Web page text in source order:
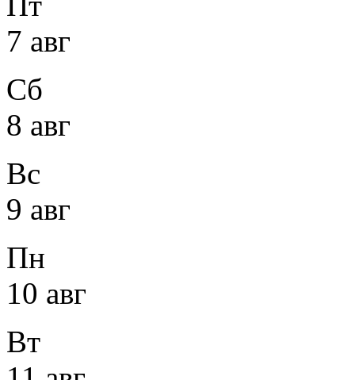
7 авг
Сб
8 авг
Вс
9 авг
Пн
10 авг
Вт